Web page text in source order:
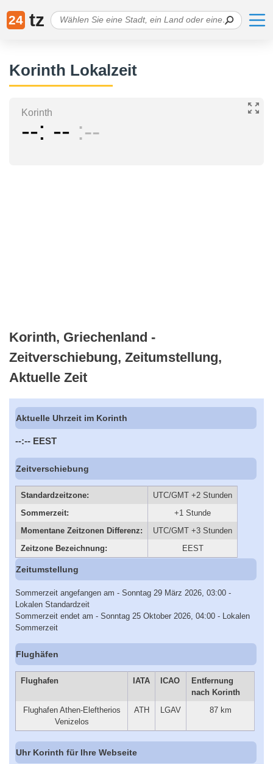
24 tz
Korinth Lokalzeit
Korinth
-- -- --
Korinth, Griechenland -
Zeitverschiebung, Zeitumstellung,
Aktuelle Zeit
Aktuelle Uhrzeit im Korinth
--:-- EEST
Zeitverschiebung
Standardzeitzone:
UTC/GMT +2 Stunden
Sommerzeit:
+1 Stunde
Momentane Zeitzonen Differenz:
UTC/GMT +3 Stunden
Zeitzone Bezeichnung:
EEST
Zeitumstellung
Sommerzeit angefangen am - Sonntag 29 März 2026, 03:00 -
Lokalen Standardzeit
Sommerzeit endet am - Sonntag 25 Oktober 2026, 04:00 - Lokalen
Sommerzeit
Flughäfen
Flughafen IATA ICAO
Entfernung
nach Korinth
Flughafen Athen-Eleftherios
Venizelos
ATH LGAV 87 km
Uhr Korinth für Ihre Webseite